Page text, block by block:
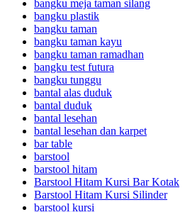
bangku meja taman silang
bangku plastik
bangku taman
bangku taman kayu
bangku taman ramadhan
bangku test futura
bangku tunggu
bantal alas duduk
bantal duduk
bantal lesehan
bantal lesehan dan karpet
bar table
barstool
barstool hitam
Barstool Hitam Kursi Bar Kotak
Barstool Hitam Kursi Silinder
barstool kursi